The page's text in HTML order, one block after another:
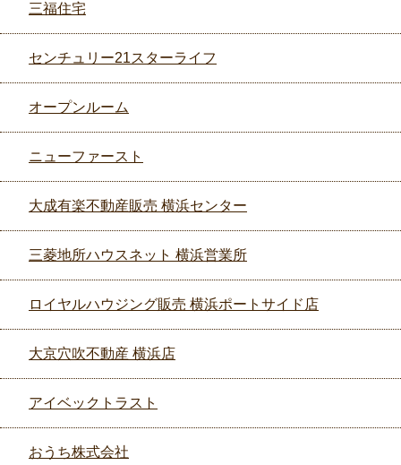
三福住宅
センチュリー21スターライフ
オープンルーム
ニューファースト
大成有楽不動産販売 横浜センター
三菱地所ハウスネット 横浜営業所
ロイヤルハウジング販売 横浜ポートサイド店
大京穴吹不動産 横浜店
アイベックトラスト
おうち株式会社